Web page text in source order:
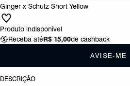
Ginger x Schutz Short Yellow
Produto indisponível
Receba atéR$ 15,00de cashback
AVISE-ME
DESCRIÇÃO